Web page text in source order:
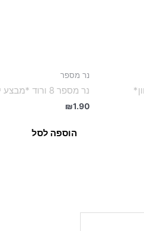
נר מספר
נר מספר 8 ורוד *מבצע יורד מהמגוון*
₪1.90
הוספה לסל